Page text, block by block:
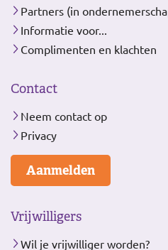
Partners (in
Informatie voor...
Complimenten en klachten
Contact
Neem contact op
Privacy
Aanmelden
Vrijwilligers
Wil je vrijwilliger worden?